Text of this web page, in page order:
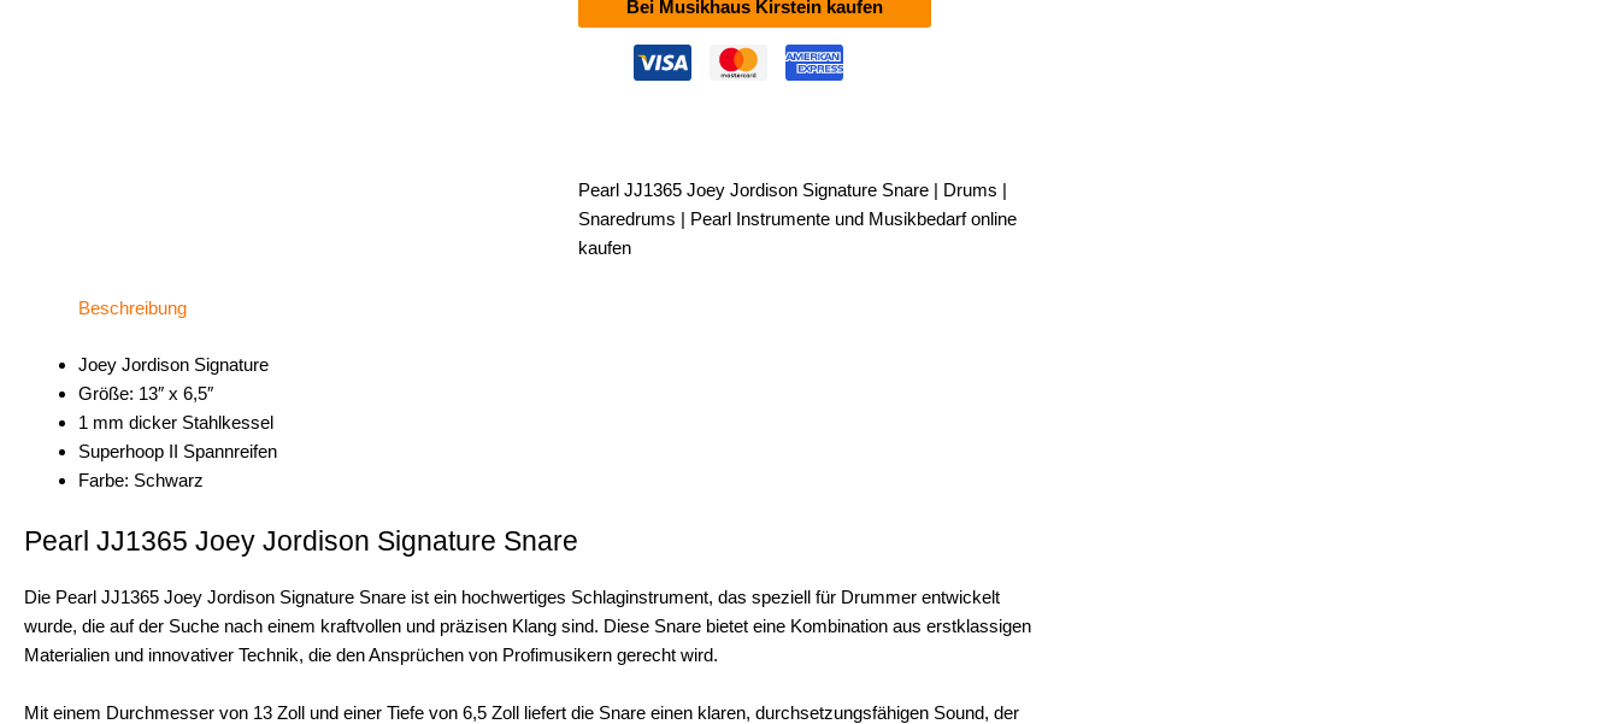
Bei Musikhaus Kirstein kaufen
Pearl JJ1365 Joey Jordison Signature Snare | Drums |
Snaredrums | Pearl Instrumente und Musikbedarf online
kaufen
Beschreibung
Joey Jordison Signature
Größe: 13″ x 6,5″
1 mm dicker Stahlkessel
Superhoop II Spannreifen
Farbe: Schwarz
Pearl JJ1365 Joey Jordison Signature Snare
Die Pearl JJ1365 Joey Jordison Signature Snare ist ein hochwertiges Schlaginstrument, das speziell für Drummer entwickelt
wurde, die auf der Suche nach einem kraftvollen und präzisen Klang sind. Diese Snare bietet eine Kombination aus erstklassigen
Materialien und innovativer Technik, die den Ansprüchen von Profimusikern gerecht wird.
Mit einem Durchmesser von 13 Zoll und einer Tiefe von 6,5 Zoll liefert die Snare einen klaren, durchsetzungsfähigen Sound, der